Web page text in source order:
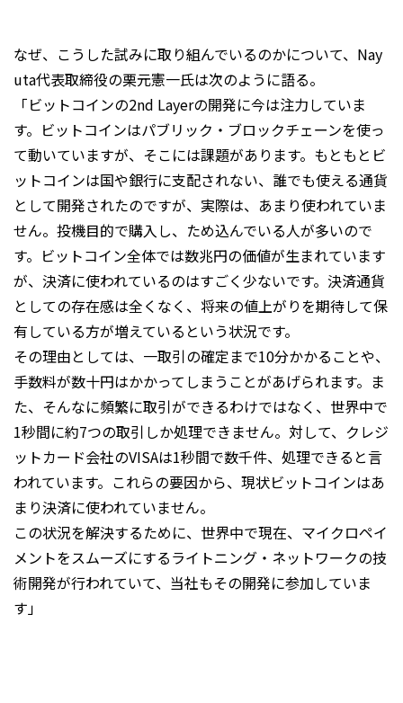
なぜ、こうした試みに取り組んでいるのかについて、Nay
uta代表取締役の栗元憲一氏は次のように語る。
「ビットコインの2nd Layerの開発に今は注力していま
す。ビットコインはパブリック・ブロックチェーンを使っ
て動いていますが、そこには課題があります。もともとビ
ットコインは国や銀行に支配されない、誰でも使える通貨
として開発されたのですが、実際は、あまり使われていま
せん。投機目的で購入し、ため込んでいる人が多いので
す。ビットコイン全体では数兆円の価値が生まれています
が、決済に使われているのはすごく少ないです。決済通貨
としての存在感は全くなく、将来の値上がりを期待して保
有している方が増えているという状況です。
その理由としては、一取引の確定まで10分かかることや、
手数料が数十円はかかってしまうことがあげられます。ま
た、そんなに頻繁に取引ができるわけではなく、世界中で
1秒間に約7つの取引しか処理できません。対して、クレジ
ットカード会社のVISAは1秒間で数千件、処理できると言
われています。これらの要因から、現状ビットコインはあ
まり決済に使われていません。
この状況を解決するために、世界中で現在、マイクロペイ
メントをスムーズにするライトニング・ネットワークの技
術開発が行われていて、当社もその開発に参加していま
す」